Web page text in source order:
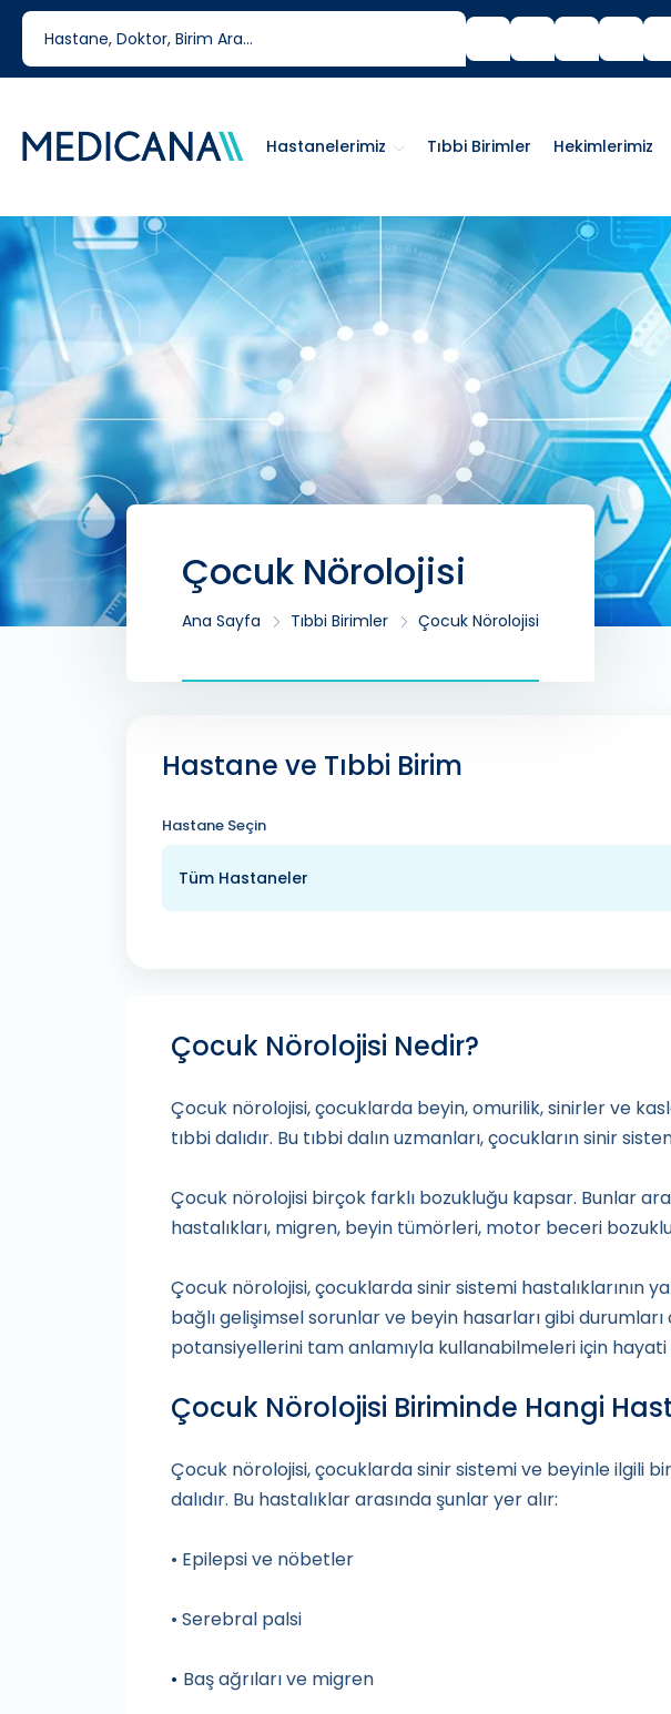
444 6 334
Tıbbi Birimler Hekimlerimiz
Hastanelerimiz
Çocuk Nörolojisi
Ana Sayfa Tıbbi Birimler Çocuk Nörolojisi
Hastane ve Tıbbi Birim
Hastane Seçin
Tüm Hastaneler
Çocuk Nörolojisi Nedir?
Çocuk nörolojisi, çocuklarda beyin, omurilik, sinirler ve
tıbbi dalıdır. Bu tıbbi dalın uzmanları, çocukların sinir
Çocuk nörolojisi birçok farklı bozukluğu kapsar. Bunlar
hastalıkları, migren, beyin tümörleri, motor beceri
Çocuk nörolojisi, çocuklarda sinir sistemi hastalıklarının
bağlı gelişimsel sorunlar ve beyin hasarları gibi
potansiyellerini tam anlamıyla kullanabilmeleri için hayati
Çocuk Nörolojisi Biriminde Hangi
Çocuk nörolojisi, çocuklarda sinir sistemi ve beyinle ilgili
dalıdır. Bu hastalıklar arasında şunlar yer alır:
• Epilepsi ve nöbetler
• Serebral palsi
• Baş ağrıları ve migren